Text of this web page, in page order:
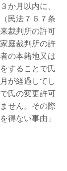
か月以内に、
民法７６７条
裁判所の許可
庭裁判所の許
の本籍地又は
することで氏
が経過してし
氏の変更許可
せん。その際
得ない事由」